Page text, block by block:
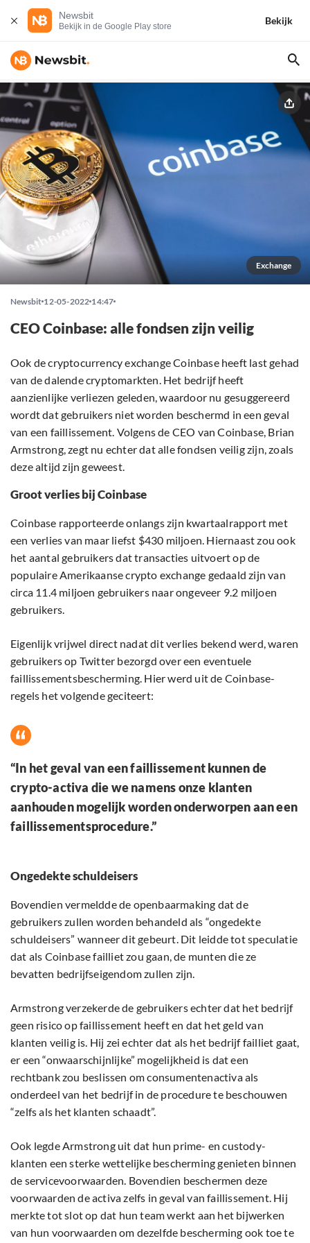
Newsbit
Bekijk in de Google Play store
Bekijk
Exchange
Newsbit 12-05-2022 14:47
CEO Coinbase: alle fondsen zijn veilig
Ook de cryptocurrency exchange Coinbase heeft last gehad
van de dalende cryptomarkten. Het bedrijf heeft
aanzienlijke verliezen geleden, waardoor nu gesuggereerd
wordt dat gebruikers niet worden beschermd in een geval
van een faillissement. Volgens de CEO van Coinbase, Brian
Armstrong, zegt nu echter dat alle fondsen veilig zijn, zoals
deze altijd zijn geweest.
Groot verlies bij Coinbase
Coinbase rapporteerde onlangs zijn kwartaalrapport met
een verlies van maar liefst $430 miljoen. Hiernaast zou ook
het aantal gebruikers dat transacties uitvoert op de
populaire Amerikaanse crypto exchange gedaald zijn van
circa 11.4 miljoen gebruikers naar ongeveer 9.2 miljoen
gebruikers.
Eigenlijk vrijwel direct nadat dit verlies bekend werd, waren
gebruikers op Twitter bezorgd over een eventuele
faillissementsbescherming. Hier werd uit de Coinbase-
regels het volgende geciteert:
“In het geval van een faillissement kunnen de
crypto-activa die we namens onze klanten
aanhouden mogelijk worden onderworpen aan een
faillissementsprocedure.”
Ongedekte schuldeisers
Bovendien vermeldde de openbaarmaking dat de
gebruikers zullen worden behandeld als “ongedekte
schuldeisers” wanneer dit gebeurt. Dit leidde tot speculatie
dat als Coinbase failliet zou gaan, de munten die ze
bevatten bedrijfseigendom zullen zijn.
Armstrong verzekerde de gebruikers echter dat het bedrijf
geen risico op faillissement heeft en dat het geld van
klanten veilig is. Hij zei echter dat als het bedrijf failliet gaat,
er een “onwaarschijnlijke” mogelijkheid is dat een
rechtbank zou beslissen om consumentenactiva als
onderdeel van het bedrijf in de procedure te beschouwen
“zelfs als het klanten schaadt”.
Ook legde Armstrong uit dat hun prime- en custody-
klanten een sterke wettelijke bescherming genieten binnen
de servicevoorwaarden. Bovendien beschermen deze
voorwaarden de activa zelfs in geval van faillissement. Hij
merkte tot slot op dat hun team werkt aan het bijwerken
van hun voorwaarden om dezelfde bescherming ook toe te